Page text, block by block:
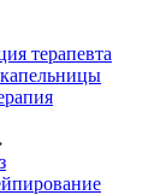
терапевта